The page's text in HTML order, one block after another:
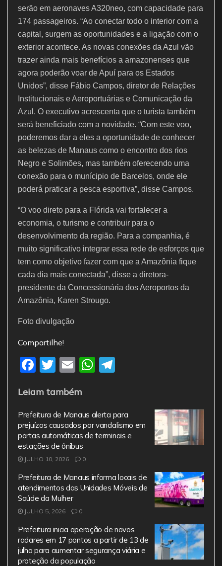
serão em aeronaves A320neo, com capacidade para
174 passageiros. “Ao conectar todo o interior com a
capital, surgem as oportunidades e a ligação com o
exterior acontece. As novas conexões da Azul vão
trazer ainda mais benefícios a amazonenses que
agora poderão voar de Apuí para os Estados
Unidos”, disse Fábio Campos, diretor de Relações
Institucionais e Aeroportuárias e Comunicação da
Azul. O executivo acrescenta que o turista também
será beneficiado com a novidade. “Com este voo,
poderemos dar a eles a oportunidade de conhecer
as belezas de Manaus como o encontro dos rios
Negro e Solimões, mas também oferecendo uma
conexão para o munícipio de Barcelos, onde ele
poderá praticar a pesca esportiva”, disse Campos.
“O voo direto para a Flórida vai fortalecer a
economia, o turismo e contribuir para o
desenvolvimento da região. Para a companhia, é
muito significativo integrar essa rede de esforços que
tem como objetivo fazer com que a Amazônia fique
cada dia mais conectada”, disse a diretora-
presidente da Concessionária dos Aeroportos da
Amazônia, Karen Strougo.
Foto divulgação
Compartilhe!
F
c
e
b
o
o
k
T
itt
er
E
ai
l
W
s
A
p
gr
a
m
Leiam também
Prefeitura de Manaus alerta para
prejuízos causados por vandalismo em
portas automáticas de terminais e
estações de ônibus
JULHO 10, 2026 0
Prefeitura de Manaus informa locais de
atendimentos das Unidades Móveis de
Saúde da Mulher
JULHO 5, 2026 0
Prefeitura inicia operação de novos
radares em 17 pontos a partir de 13 de
julho para aumentar segurança viária e
proteção da população